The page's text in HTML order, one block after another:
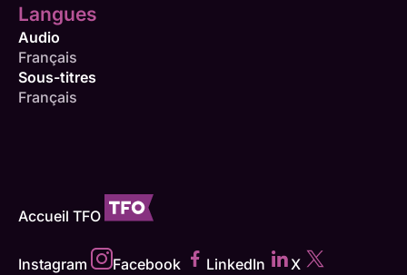
Langues
Audio
Français
Sous-titres
Français
Accueil TFO
Instagram Facebook LinkedIn X